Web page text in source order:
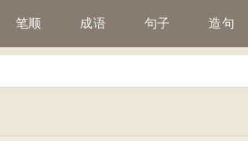
笔顺 成语 句子 造句